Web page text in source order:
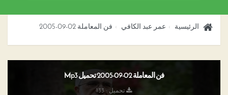
الرئيسية عمر عبد الكافي فن المعاملة 02-09-2005
فن المعاملة 02-09-2005 تحميل Mp3
تحميل : 133